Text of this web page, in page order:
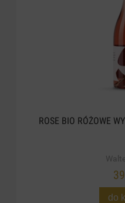
ROSE BIO RÓŻOWE
do